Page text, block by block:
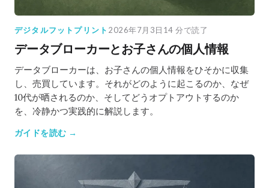
デジタルフットプリント 2026年7月3日 14 分で読了
データブローカーとお子さんの個人情報
データブローカーは、お子さんの個人情報をひそかに収集
し、売買しています。それがどのように起こるのか、なぜ
10代が晒されるのか、そしてどうオプトアウトするのか
を、冷静かつ実践的に解説します。
ガイドを読む →